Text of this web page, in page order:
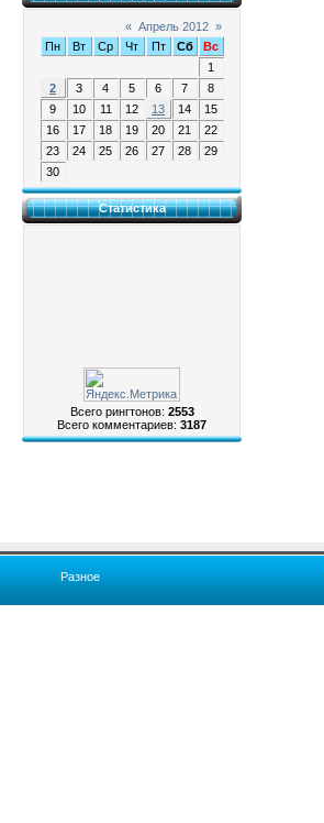
« Апрель 2012 »
Пн
Вт Ср Чт Пт Сб
Вс
1
2
3 4 5 6 7
8
9
10 11 12 13 14
15
16
17 18 19 20 21
22
23
24 25 26 27 28
29
30
Статистика
Всего рингтонов: 2553
Всего комментариев: 3187
Разное